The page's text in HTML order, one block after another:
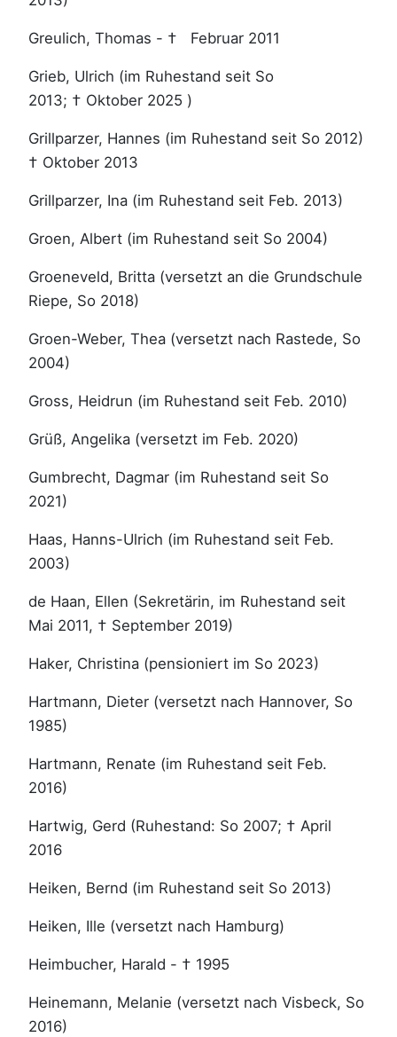
Greulich, Thomas - † Februar 2011
Grieb, Ulrich (im Ruhestand seit So
2013; † Oktober 2025 )
Grillparzer, Hannes (im Ruhestand seit So 2012)
† Oktober 2013
Grillparzer, Ina (im Ruhestand seit Feb. 2013)
Groen, Albert (im Ruhestand seit So 2004)
Groeneveld, Britta (versetzt an die Grundschule
Riepe, So 2018)
Groen-Weber, Thea (versetzt nach Rastede, So
2004)
Gross, Heidrun (im Ruhestand seit Feb. 2010)
Grüß, Angelika (versetzt im Feb. 2020)
Gumbrecht, Dagmar (im Ruhestand seit So
2021)
Haas, Hanns-Ulrich (im Ruhestand seit Feb.
2003)
de Haan, Ellen (Sekretärin, im Ruhestand seit
Mai 2011, † September 2019)
Haker, Christina (pensioniert im So 2023)
Hartmann, Dieter (versetzt nach Hannover, So
1985)
Hartmann, Renate (im Ruhestand seit Feb.
2016)
Hartwig, Gerd (Ruhestand: So 2007; † April
2016
Heiken, Bernd (im Ruhestand seit So 2013)
Heiken, Ille (versetzt nach Hamburg)
Heimbucher, Harald - † 1995
Heinemann, Melanie (versetzt nach Visbeck, So
2016)